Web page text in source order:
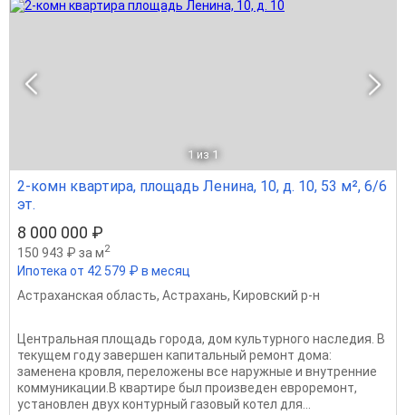
1 из 1
2-комн квартира, площадь Ленина, 10, д. 10, 53 м², 6/6
эт.
8 000 000 ₽
150 943 ₽ за м2
Ипотека от 42 579 ₽ в месяц
Астраханская область, Астрахань, Кировский р-н
Центральная площадь города, дом культурного наследия. В
текущем году завершен капитальный ремонт дома:
заменена кровля, переложены все наружные и внутренние
коммуникации.В квартире был произведен евроремонт,
установлен двух контурный газовый котел для...